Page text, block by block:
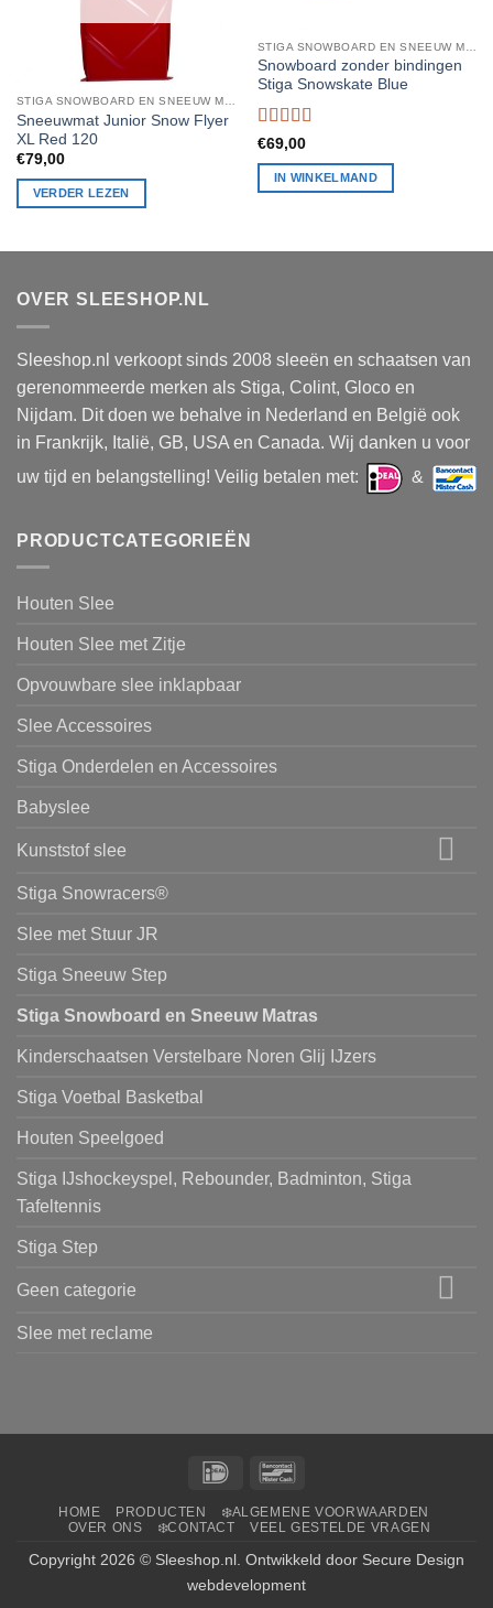
STIGA SNOWBOARD EN SNEEUW MATRAS
Sneeuwmat Junior Snow Flyer
XL Red 120
€79,00
VERDER LEZEN
Snowboard zonder bindingen
Stiga Snowskate Blue
Beoordeling
4uit 5
€69,00
IN WINKELMAND
OVER SLEESHOP.NL
Sleeshop.nl verkoopt sinds 2008 sleeën en schaatsen van
gerenommeerde merken als Stiga, Colint, Gloco en
Nijdam. Dit doen we behalve in Nederland en België ook
in Frankrijk, Italië, GB, USA en Canada. Wij danken u voor
uw tijd en belangstelling! Veilig betalen met:
&
PRODUCTCATEGORIEËN
Houten Slee
Houten Slee met Zitje
Opvouwbare slee inklapbaar
Slee Accessoires
Stiga Onderdelen en Accessoires
Babyslee
Kunststof slee
Stiga Snowracers®
Slee met Stuur JR
Stiga Sneeuw Step
Stiga Snowboard en Sneeuw Matras
Kinderschaatsen Verstelbare Noren Glij IJzers
Stiga Voetbal Basketbal
Houten Speelgoed
Stiga IJshockeyspel, Rebounder, Badminton, Stiga
Tafeltennis
Stiga Step
Geen categorie
Slee met reclame
IDeal
HOME PRODUCTEN
❄️ALGEMENE VOORWAARDEN
OVER ONS
❄️CONTACT VEEL GESTELDE VRAGEN
Copyright 2026 © Sleeshop.nl . Ontwikkeld door Secure Design
webdevelopment